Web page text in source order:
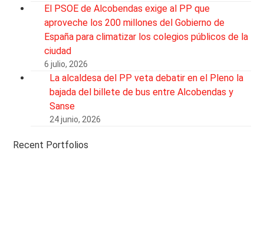
El PSOE de Alcobendas exige al PP que
aproveche los 200 millones del Gobierno de
España para climatizar los colegios públicos de la
ciudad
6 julio, 2026
La alcaldesa del PP veta debatir en el Pleno la
bajada del billete de bus entre Alcobendas y
Sanse
24 junio, 2026
Recent Portfolios